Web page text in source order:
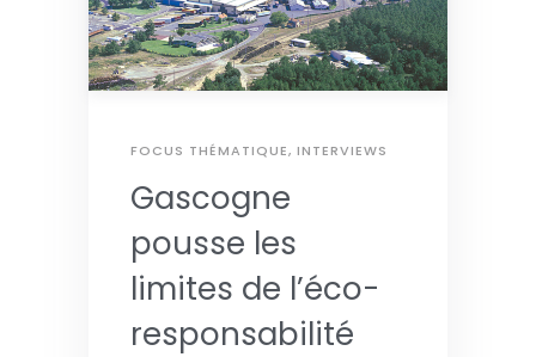
FOCUS THÉMATIQUE, INTERVIEWS
Gascogne
pousse les
limites de l’éco-
responsabilité